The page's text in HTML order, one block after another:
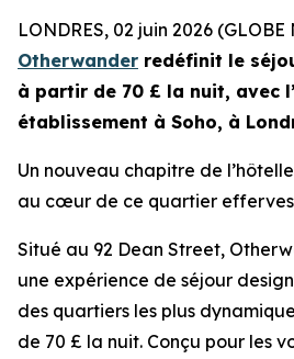
LONDRES, 02 juin 2026
Otherwander redéfinit le
à partir de 70 £ la nuit, avec
établissement à Soho, à
Un nouveau chapitre de
au cœur de ce quartier
Situé au 92 Dean Street,
une expérience de séjour
des quartiers les plus
de 70 £ la nuit. Conçu pour les